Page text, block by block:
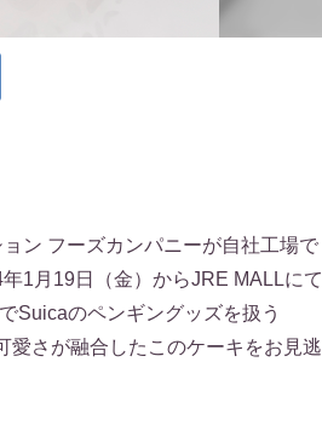
ン フーズカンパニーが自社工場で
1月19日（金）からJRE MALLにて
Suicaのペンギングッズを扱う
愛さが融合したこのケーキをお見逃